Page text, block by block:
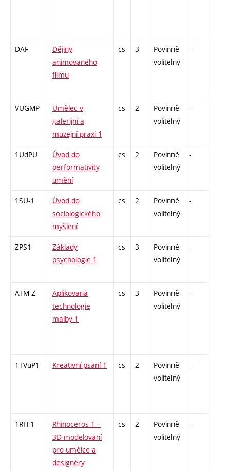
DAF
Dějiny
animovaného
filmu
cs 3
Povinně
volitelný
-
VUGMP
Umělec v
galerijní a
muzejní praxi 1
cs 2
Povinně
volitelný
-
1UdPU
Úvod do
performativity
umění
cs 2
Povinně
volitelný
-
1SU-1
Úvod do
sociologického
myšlení
cs 2
Povinně
volitelný
-
ZPS1
Základy
psychologie 1
cs 3
Povinně
volitelný
-
ATM-Z
Aplikovaná
technologie
malby 1
cs 3
Povinně
volitelný
-
1TVuP1 Kreativní psaní 1 cs 2
Povinně
volitelný
-
1RH-1
Rhinoceros 1 –
3D modelování
pro umělce a
designéry
cs 2
Povinně
volitelný
-